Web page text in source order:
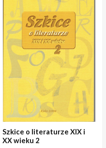
Szkice o literaturze XIX i
XX wieku 2